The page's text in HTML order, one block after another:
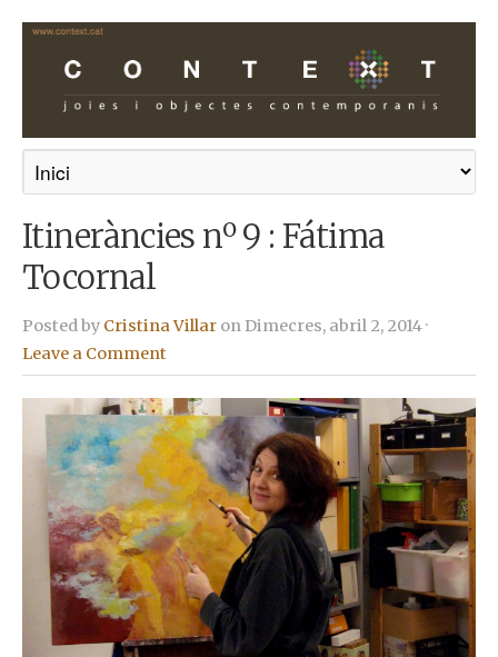
Itineràncies nº 9 : Fátima
Tocornal
Posted by Cristina Villar on Dimecres, abril 2, 2014 ·
Leave a Comment